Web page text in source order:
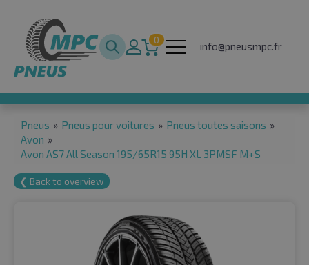
0
info@pneusmpc.fr
Pneus » Pneus pour voitures » Pneus toutes saisons »
Avon »
Avon AS7 All Season 195/65R15 95H XL 3PMSF M+S
❮ Back to overview